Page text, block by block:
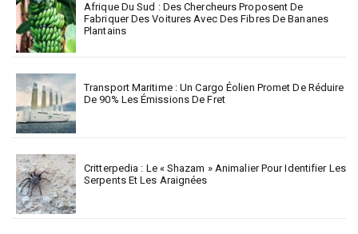
Afrique Du Sud : Des Chercheurs Proposent De
Fabriquer Des Voitures Avec Des Fibres De Bananes
Plantains
Transport Maritime : Un Cargo Éolien Promet De Réduire
De 90% Les Émissions De Fret
Critterpedia : Le « Shazam » Animalier Pour Identifier Les
Serpents Et Les Araignées